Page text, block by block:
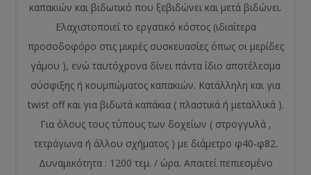
καπακιών και βιδωτικό που ξεβιδώνει και μετά βιδώνει.
Ελαχιστοποιεί το εργατικό κόστος (ιδιαίτερα
προσοδοφόρο στις μικρές συσκευασίες όπως οι μερίδες
γάμου ), ενώ ταυτόχρονα δίνει πάντα ίδιο αποτέλεσμα
σύσφιξης ή κουμπώματος καπακιών. Κατάλληλη και για
twist off και για βιδωτά καπάκια ( πλαστικά ή μεταλλικά ).
Για όλους τους τύπους των δοχείων ( στρογγυλά ,
τετράγωνα ή άλλου σχήματος ) με διάμετρο φ40-φ82.
Δυναμικότητα : 1200 τεμ. / ώρα. Απαιτεί πεπιεσμένο